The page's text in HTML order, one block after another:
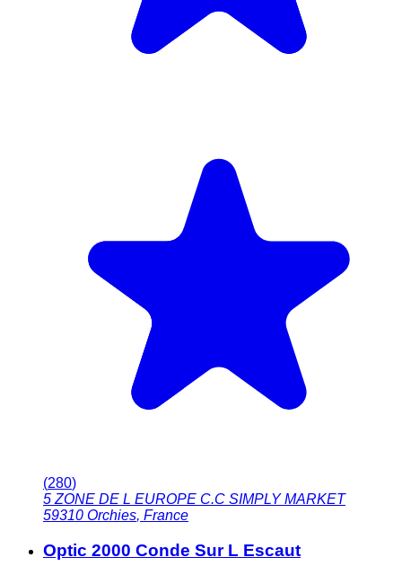
(280)
5 ZONE DE L EUROPE C.C SIMPLY MARKET
59310 Orchies, France
Optic 2000 Conde Sur L Escaut